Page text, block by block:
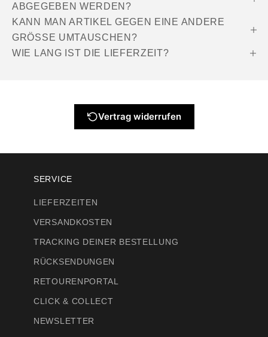
ABGEGEBEN WERDEN?
KANN MAN ARTIKEL GEGEN EINE ANDERE
GRÖSSE UMTAUSCHEN?
WIE LANG IST DIE LIEFERZEIT?
Vertrag widerrufen
SERVICE
LIEFERZEITEN
VERSANDKOSTEN
TRACKING DEINER BESTELLUNG
RÜCKSENDUNGEN
RETOURENPORTAL
CLICK & COLLECT
NEWSLETTER